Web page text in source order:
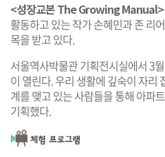
<성장교본 The Growing Manual>
활동하고 있는 작가 손혜민과 존 리
목을 받고 있다.
서울역사박물관 기획전시실에서 3
이 열린다. 우리 생활에 깊숙이 자리
계를 맺고 있는 사람들을 통해 아파
기획했다.